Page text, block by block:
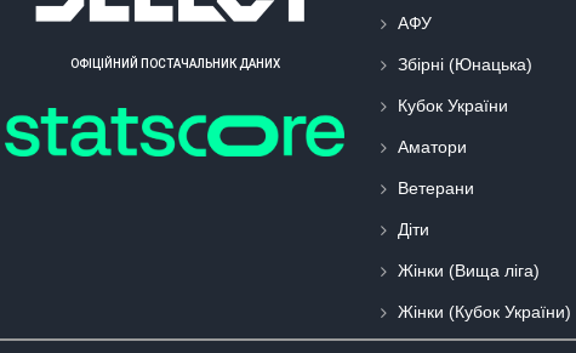
ОФІЦІЙНИЙ ПОСТАЧАЛЬНИК ДАНИХ
АФУ
Збірні (Юнацька)
Кубок України
Аматори
Ветерани
Діти
Жінки (Вища ліга)
Жінки (Кубок України)